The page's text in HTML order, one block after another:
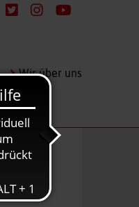
Wir über uns